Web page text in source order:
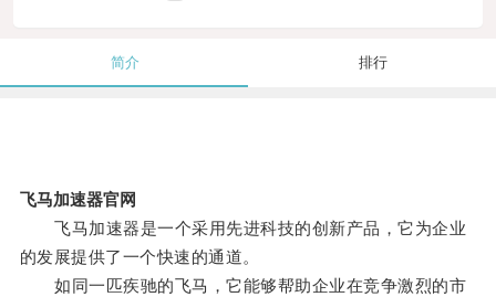
简介 排行
飞马加速器官网
飞马加速器是一个采用先进科技的创新产品，它为企业
的发展提供了一个快速的通道。
如同一匹疾驰的飞马，它能够帮助企业在竞争激烈的市